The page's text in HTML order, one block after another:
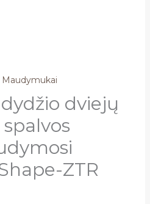
dviejų
ZTR